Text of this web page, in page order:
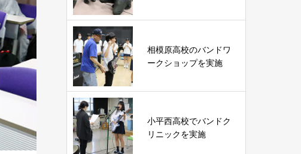
相模原高校のバンドワ
ークショップを実施
小平西高校でバンドク
リニックを実施